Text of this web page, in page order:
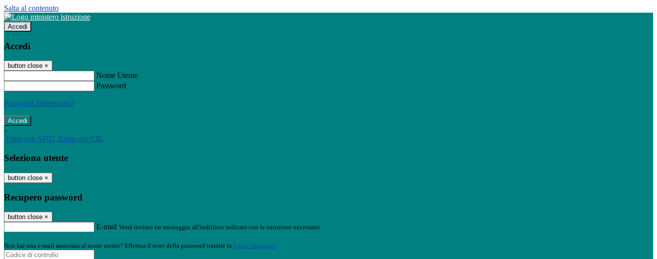
Salta al contenuto
Accedi
Accedi
button close ×
Nome Utente
Password
Password dimenticata?
-
Entra con SPID Entra con CIE
Seleziona utente
button close ×
Recupero password
button close ×
E-mail Verrà inviato un messaggio all'indirizzo indicato con le istruzioni necessarie.
Non hai una e-mail associata al nome utente? Effettua il reset della password tramite la Login Spaggiari